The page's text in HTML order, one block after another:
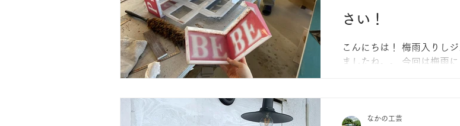
さい！
こんにちは！ 梅雨入りし
ましたね。。 今回は梅雨にもめげず、破
ったサイン↓） 数十年前の
なかの工芸